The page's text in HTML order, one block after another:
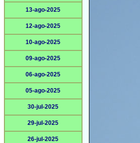
13-ago-2025
12-ago-2025
10-ago-2025
09-ago-2025
06-ago-2025
05-ago-2025
30-jul-2025
29-jul-2025
26-jul-2025